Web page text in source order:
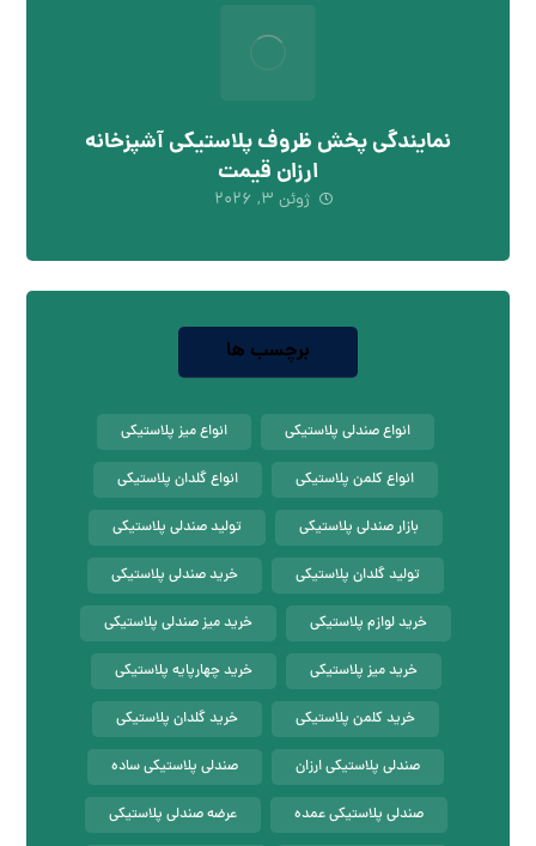
نمایندگی پخش ظروف پلاستیکی آشپزخانه
ارزان قیمت
ژوئن ۳, ۲۰۲۶
برچسب ها
انواع صندلی پلاستیکی انواع میز پلاستیکی
انواع کلمن پلاستیکی انواع گلدان پلاستیکی
بازار صندلی پلاستیکی تولید صندلی پلاستیکی
تولید گلدان پلاستیکی خرید صندلی پلاستیکی
خرید لوازم پلاستیکی خرید میز صندلی پلاستیکی
خرید میز پلاستیکی خرید چهارپایه پلاستیکی
خرید کلمن پلاستیکی خرید گلدان پلاستیکی
صندلی پلاستیکی ارزان صندلی پلاستیکی ساده
صندلی پلاستیکی عمده عرضه صندلی پلاستیکی